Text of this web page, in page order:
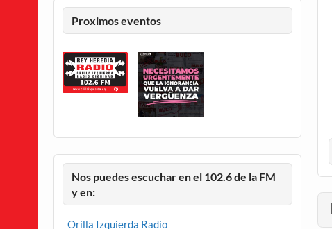
Proximos eventos
Nos puedes escuchar en el 102.6 de la FM
y en:
Orilla Izquierda Radio